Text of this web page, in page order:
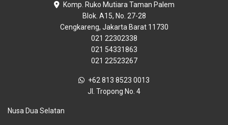
Komp. Ruko Mutiara Taman Palem
Blok. A15, No. 27-28
Cengkareng, Jakarta Barat 11730
021 22302338
021 54331863
021 22523267
+62 813 8523 0013
Jl. Tropong No. 4
Nusa Dua Selatan